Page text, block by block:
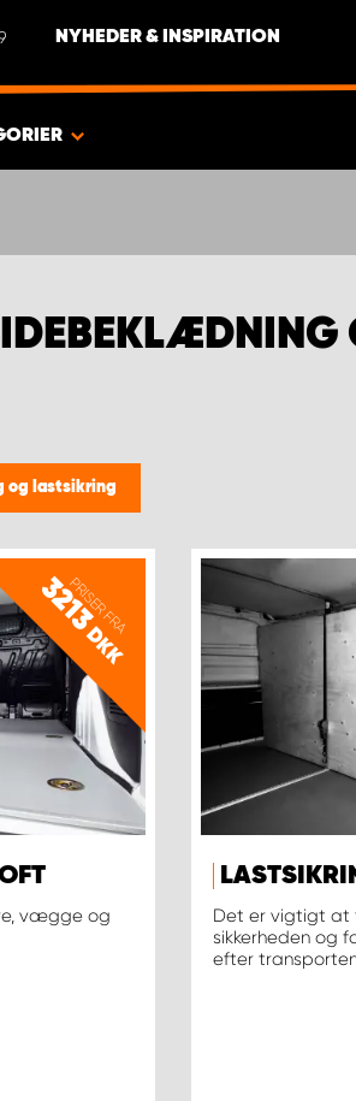
NYHEDER & INSPIRATION
og lastsikring
PRISER FRA
3213
DKK
vægge og
Det er vigtigt at
sikkerheden og
efter